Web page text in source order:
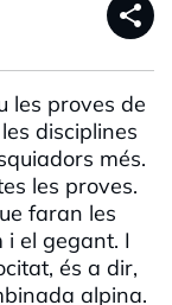
share
les proves de
disciplines
més.
les proves.
faran les
i el gegant. I
és a dir,
alpina.